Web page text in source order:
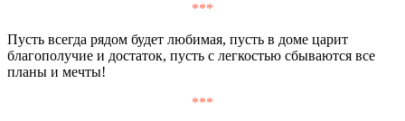
***
Пусть всегда рядом будет любимая, пусть в доме царит
благополучие и достаток, пусть с легкостью сбываются все
планы и мечты!
***